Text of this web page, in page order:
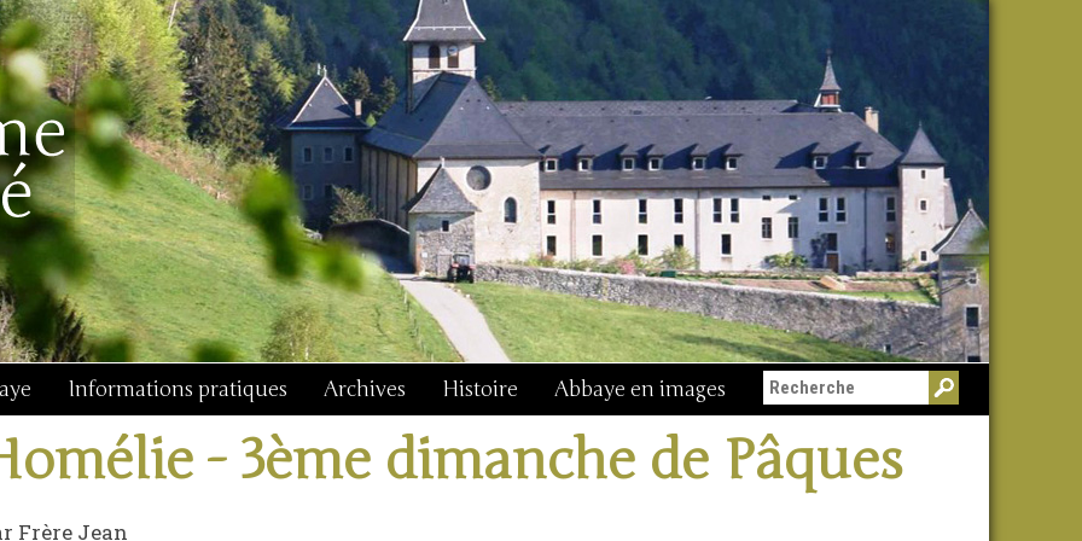
Informations pratiques Archives Histoire Abbaye en images Messe du 15 août
- 3ème dimanche de Pâques
Frère Jean